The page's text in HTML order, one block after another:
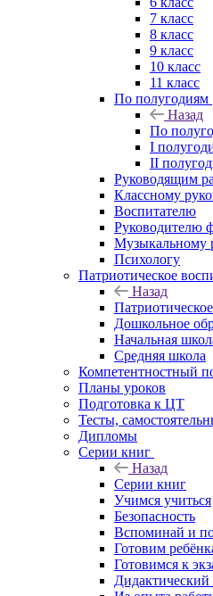
7 класс
8 класс
9 класс
10 класс
11 класс
По полугодиям
Назад
По
I
II
Руководящим
Классному
Воспитателю
Руководителю
Музыкальному
Психологу
Патриотическое
Назад
Дошкольное
Начальная
Средняя школа
Компетентностный
Планы уроков
Подготовка к ЦТ
Тесты,
Дипломы
Серии книг
Назад
Серии книг
Учимся учиться
Безопасность
Вспоминай и
Готовим
Готовимся к
Дидактический